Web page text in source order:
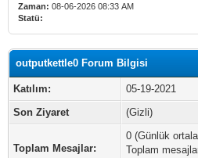
Zaman: 08-06-2026 08:33 AM
Statü:
outputkettle0 Forum Bilgisi
Katılım:
05-19-2021
Son Ziyaret
(Gizli)
Toplam Mesajlar:
0 (Günlük
Toplam